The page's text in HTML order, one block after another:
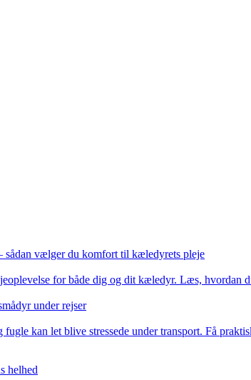
sådan vælger du komfort til kæledyrets pleje
for både dig og dit kæledyr. Læs,
under rejser
fugle kan let blive stressede under transport. Få
helhed